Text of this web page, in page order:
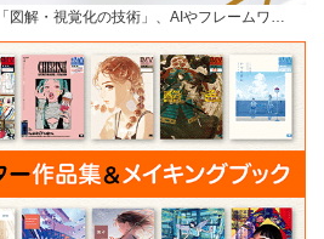
図解・視覚化の技術」、AIやフレームワ…